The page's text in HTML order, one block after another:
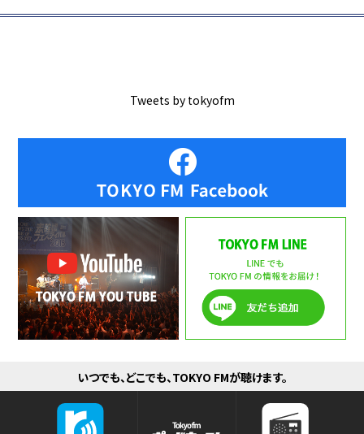
Tweets by tokyofm
いつでも、どこでも、TOKYO FMが聴けます。